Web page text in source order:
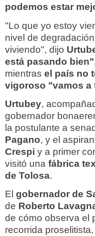
podemos estar
"Lo que yo estoy
nivel de
viviendo", dijo
está pasando bien"
mientras el país no
vigoroso "vamos a
Urtubey,
gobernador
la postulante a
Pagano, y el
Crespi y a primer
visitó una fábrica
de Tolosa.
El gobernador de
de Roberto
de cómo observa el
recorrida